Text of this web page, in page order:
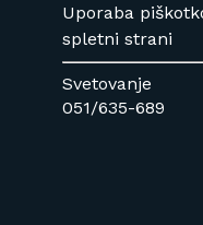
Uporaba
spletni strani
Svetovanje
051/635-689